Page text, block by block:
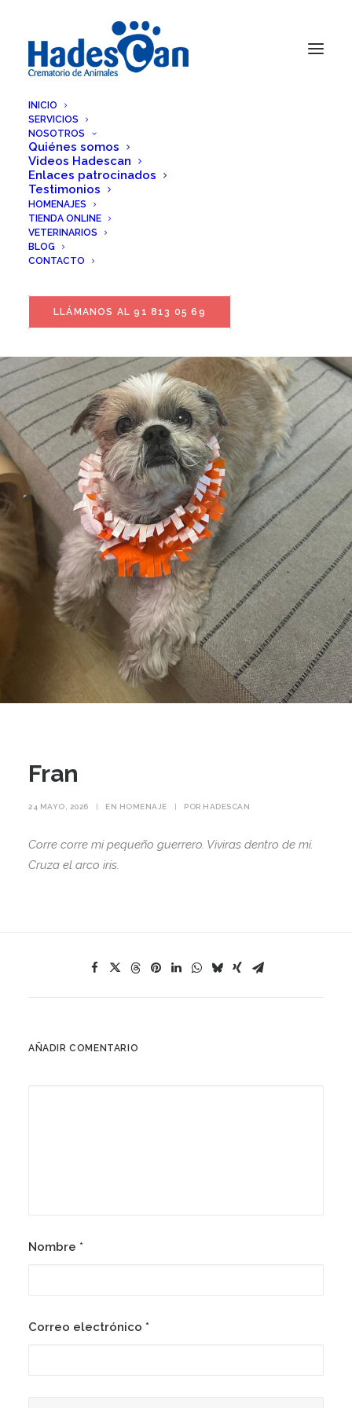
INICIO
SERVICIOS
NOSOTROS
Quiénes somos
Videos Hadescan
Enlaces patrocinados
Testimonios
HOMENAJES
TIENDA ONLINE
VETERINARIOS
BLOG
CONTACTO
LLÁMANOS AL 91 813 05 69
Fran
24 MAYO, 2026 | EN HOMENAJE | POR HADESCAN
Corre corre mi pequeño guerrero. Viviras dentro de mi.
Cruza el arco iris.
AÑADIR COMENTARIO
Nombre *
Correo electrónico *